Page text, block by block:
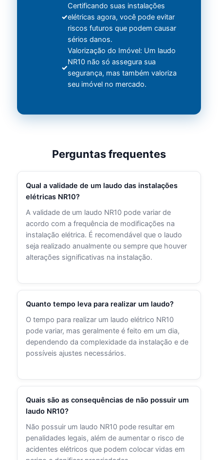
Certificando suas instalações
elétricas agora, você pode evitar
riscos futuros que podem causar
sérios danos.
Valorização do Imóvel: Um laudo
NR10 não só assegura sua
segurança, mas também valoriza
seu imóvel no mercado.
Perguntas frequentes
Qual a validade de um laudo das instalações
elétricas NR10?
A validade de um laudo NR10 pode variar de
acordo com a frequência de modificações na
instalação elétrica. É recomendável que o laudo
seja realizado anualmente ou sempre que houver
alterações significativas na instalação.
Quanto tempo leva para realizar um laudo?
O tempo para realizar um laudo elétrico NR10
pode variar, mas geralmente é feito em um dia,
dependendo da complexidade da instalação e de
possíveis ajustes necessários.
Quais são as consequências de não possuir um
laudo NR10?
Não possuir um laudo NR10 pode resultar em
penalidades legais, além de aumentar o risco de
acidentes elétricos que podem colocar vidas em